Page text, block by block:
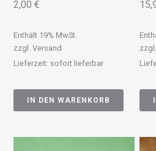
2,00€
Enthält 19% MwSt.
zzgl.Versand
Lieferzeit: sofort lieferbar
IN DEN WARENKORB